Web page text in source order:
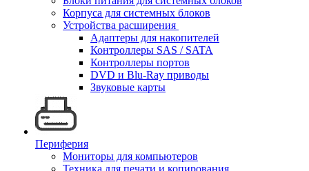
Корпуса для системных блоков
Устройства расширения
Адаптеры для накопителей
Контроллеры SAS / SATA
Контроллеры портов
DVD и Blu-Ray приводы
Звуковые карты
Периферия
Мониторы для компьютеров
Техника для печати и копирования